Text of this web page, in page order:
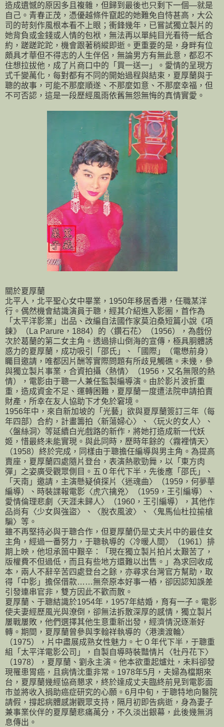
造成遺憾的原因多且複雜，但歸到最後也只剩下一個—就是
自己。青春正茂，憑優越條件竄起的她難免自恃甚高，大公
司的苛刻作風根本看不上眼；衝鋒幾年，已嘗試獨立製片的
她背負或金錢或人情的包袱，無法再以單純目光看待一紙合
約，蹉蹉跎跎，機會跟著稍縱即逝。更重要的是，身畔有位
頗具才華但不得志的人生伴侶，無論男方有無此意，都忍不
住想拉拔他，成了片商口中的「買一送一」。愛情的呈現方
式千變萬化，每對都有不同的開始過程與結束，夏厚蘭與于
聰的故事，可能不那麼順遂、不那麼如意、不那麼幸福，但
不可否認，這是一段歷經風雨依舊無怨無悔的真情實愛。
關於夏厚蘭
北平人，北平聖心女中畢業，1950年移居香港，任職某洋
行。偶然機會結識演員于聰，經其介紹進入影圈，首作為
「太平洋影業」出品、改編自法國作家莫泊桑短篇小說《項
鍊》（La Parure，1884）的〈鑽石花〉（1956），為戲份
次於葛蘭的第二女主角。透過排山倒海的宣傳，極具胴體誘
惑力的夏厚蘭，成功吸引「邵氏」、「國際」（電懋前身）
矚目邀請，唯都因片酬等實際問題有所歧見觸礁。未幾，參
與獨立製片事業，合資拍攝〈熱情〉（1956，又名無限的熱
情），電影由于聰一人兼任監製編導演。由於影片波折重
重，造成資金不足、運轉困難，夏厚蘭一度遭法院申請拍賣
財產，所幸在友人協助下才免於窘境。
1956年中，來自新加坡的「光藝」欲與夏厚蘭簽訂三年（每
年四部）合約，計畫籌拍〈新蕩婦心〉、〈玩火的女人〉、
〈盤絲洞〉等延續白光戲路的新作，將她打造成新一代妖
姬，惜最終未能實現。與此同時，歷時年餘的〈霧裡情天〉
（1958）終於完成，同樣由于聰擔任編導與男主角。為提高
賣座，夏厚蘭四處隨片登台，表演熱歌勁舞，以「東方肉
彈」之姿廣受觀眾側目。五０年代下半，先後應「邵氏」、
「天南」邀請，主演懸疑偵探片〈迷魂曲〉（1959，何夢華
編導）、時裝諜報電影〈虎穴擒兇〉（1959，王引編導）、
愛情倫理悲劇〈天涯未歸人〉（1960，王引編導），其他作
品尚有〈少女與強盜〉、〈脫衣風波〉、〈鬼馬仙杜拉揄槍
騙〉等。
雖不再堅持必與于聰合作，但夏厚蘭仍是丈夫片中的最佳女
主角，經過一番努力，于聰執導的〈冷暖人間〉（1961）排
期上映，他坦承箇中艱辛：「現在獨立製片拍片太艱苦了，
版權費不但過低，而且有些地方還難以出售。」為求回收成
本，兩人不辭辛苦四處登台之餘，亦尋求台灣官方幫助，取
得「中影」擔保借款……無奈原本好事一樁，卻因認知誤差
引發連串官非，雙方因此不歡而散。
夏厚蘭、于聰結識於1954年，1957年結婚，育有一子。電影
使夫妻經歷風光與潦倒，卻無法拆散深厚的感情，獨立製片
屢戰屢敗，他們選擇其他生意重新出發，經濟情況逐漸好
轉。期間，夏厚蘭曾參與李翰祥執導的〈港澳渡輪〉
（1975），片中盡展成熟女性魅力。七０年代下半，于聰重
組「太平洋電影公司」，自製自導時裝豔情片〈牡丹花下〉
（1978），夏厚蘭、劉永主演。他本欲重起爐灶，未料卻發
現罹患胃癌，且病情沈重非常。1978年5月，夫婦為檔期來
台，夏厚蘭幾經協商懇求，終於達成丈夫臨終前見到電影面
市並將收入捐助癌症研究的心願。6月中旬，于聰特地向醫院
請假，撐起病體感謝觀眾支持，隔月初即告病逝，身為妻子
兼事業伙伴的夏厚蘭悲痛萬分，不久淡出銀幕，此後幾無消
息傳出。